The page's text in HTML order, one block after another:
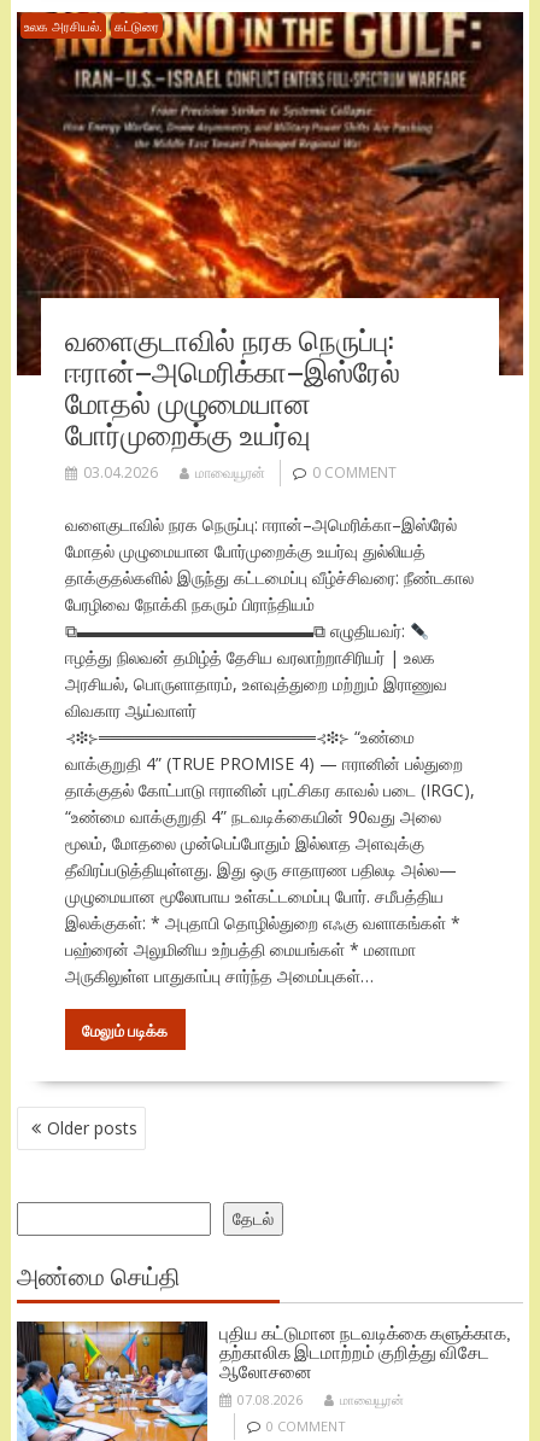
உலக அரசியல். கட்டுரை
வளைகுடாவில் நரக நெருப்பு:
ஈரான்–அமெரிக்கா–இஸ்ரேல்
மோதல் முழுமையான
போர்முறைக்கு உயர்வு
03.04.2026 மாவையூரன் 0 COMMENT
வளைகுடாவில் நரக நெருப்பு: ஈரான்–அமெரிக்கா–இஸ்ரேல்
மோதல் முழுமையான போர்முறைக்கு உயர்வு துல்லியத்
தாக்குதல்களில் இருந்து கட்டமைப்பு வீழ்ச்சிவரை: நீண்டகால
பேரழிவை நோக்கி நகரும் பிராந்தியம்
⧉▬▬▬▬▬▬▬▬▬▬▬▬▬▬⧉ எழுதியவர்:
ஈழத்து நிலவன் தமிழ்த் தேசிய வரலாற்றாசிரியர் | உலக
அரசியல், பொருளாதாரம், உளவுத்துறை மற்றும் இராணுவ
விவகார ஆய்வாளர்
⊰❉⊱══════════════════⊰❉⊱ “உண்மை
வாக்குறுதி 4” (TRUE PROMISE 4) — ஈரானின் பல்துறை
தாக்குதல் கோட்பாடு ஈரானின் புரட்சிகர காவல் படை (IRGC),
“உண்மை வாக்குறுதி 4” நடவடிக்கையின் 90வது அலை
மூலம், மோதலை முன்பெப்போதும் இல்லாத அளவுக்கு
தீவிரப்படுத்தியுள்ளது. இது ஒரு சாதாரண பதிலடி அல்ல—
முழுமையான மூலோபாய உள்கட்டமைப்பு போர். சமீபத்திய
இலக்குகள்: * அபுதாபி தொழில்துறை எஃகு வளாகங்கள் *
பஹ்ரைன் அலுமினிய உற்பத்தி மையங்கள் * மனாமா
அருகிலுள்ள பாதுகாப்பு சார்ந்த அமைப்புகள்…
மேலும் படிக்க
POSTS
NAVIGATION
Older posts
தேடல்
அண்மை செய்தி
புதிய கட்டுமான நடவடிக்கை களுக்காக,
தற்காலிக இடமாற்றம் குறித்து விசேட
ஆலோசனை
07.08.2026
மாவையூரன்
0 COMMENT